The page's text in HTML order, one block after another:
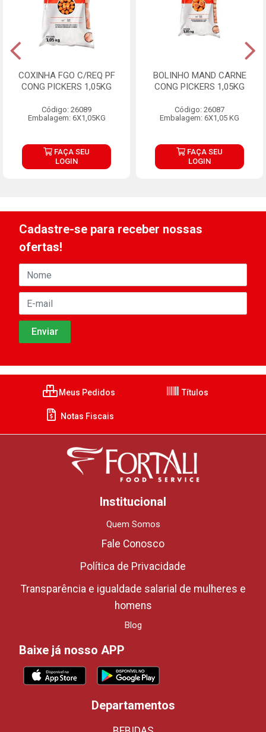
COXINHA FGO C/REQ PF
CONG PICKERS 1,05KG
Código: 26089
Embalagem: 6X1,05KG
FAÇA SEU
LOGIN
BOLINHO MAND CARNE
CONG PICKERS 1,05KG
Código: 26087
Embalagem: 6X1,05 KG
FAÇA SEU
LOGIN
Cadastre-se para receber nossas
ofertas!
Meus Pedidos Títulos
Notas Fiscais
Institucional
Quem Somos
Fale Conosco
Política de Privacidade
Transparência e igualdade salarial de mulheres e
homens
Blog
Baixe já nosso APP
Departamentos